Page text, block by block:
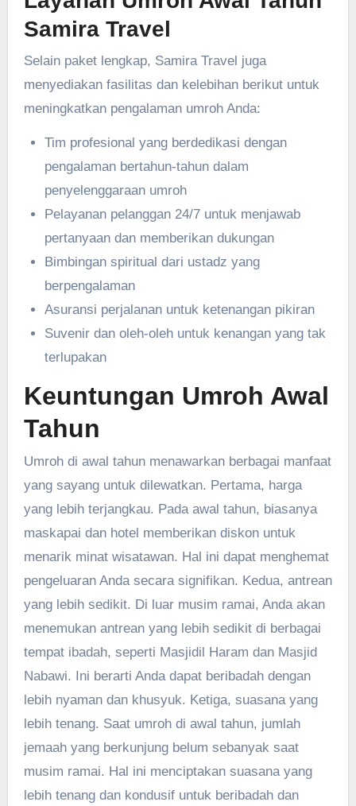
Samira Travel
Selain paket lengkap, Samira Travel juga
menyediakan fasilitas dan kelebihan berikut untuk
meningkatkan pengalaman umroh Anda:
Tim profesional yang berdedikasi dengan
pengalaman bertahun-tahun dalam
penyelenggaraan umroh
Pelayanan pelanggan 24/7 untuk menjawab
pertanyaan dan memberikan dukungan
Bimbingan spiritual dari ustadz yang
berpengalaman
Asuransi perjalanan untuk ketenangan pikiran
Suvenir dan oleh-oleh untuk kenangan yang tak
terlupakan
Keuntungan Umroh Awal
Tahun
Umroh di awal tahun menawarkan berbagai manfaat
yang sayang untuk dilewatkan. Pertama, harga
yang lebih terjangkau. Pada awal tahun, biasanya
maskapai dan hotel memberikan diskon untuk
menarik minat wisatawan. Hal ini dapat menghemat
pengeluaran Anda secara signifikan. Kedua, antrean
yang lebih sedikit. Di luar musim ramai, Anda akan
menemukan antrean yang lebih sedikit di berbagai
tempat ibadah, seperti Masjidil Haram dan Masjid
Nabawi. Ini berarti Anda dapat beribadah dengan
lebih nyaman dan khusyuk. Ketiga, suasana yang
lebih tenang. Saat umroh di awal tahun, jumlah
jemaah yang berkunjung belum sebanyak saat
musim ramai. Hal ini menciptakan suasana yang
lebih tenang dan kondusif untuk beribadah dan